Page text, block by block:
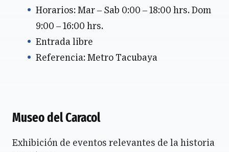
Horarios: Mar – Sab 0:00 – 18:00 hrs. Dom
9:00 – 16:00 hrs.
Entrada libre
Referencia: Metro Tacubaya
Museo del Caracol
Exhibición de eventos relevantes de la historia